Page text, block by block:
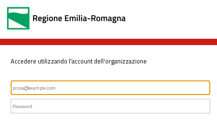
Accedere utilizzando l'account dell'organizzazione